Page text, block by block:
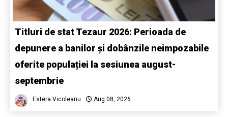
Titluri de stat Tezaur 2026: Perioada de
depunere a banilor și dobânzile neimpozabile
oferite populației la sesiunea august-
septembrie
Estera Vicoleanu Aug 08, 2026